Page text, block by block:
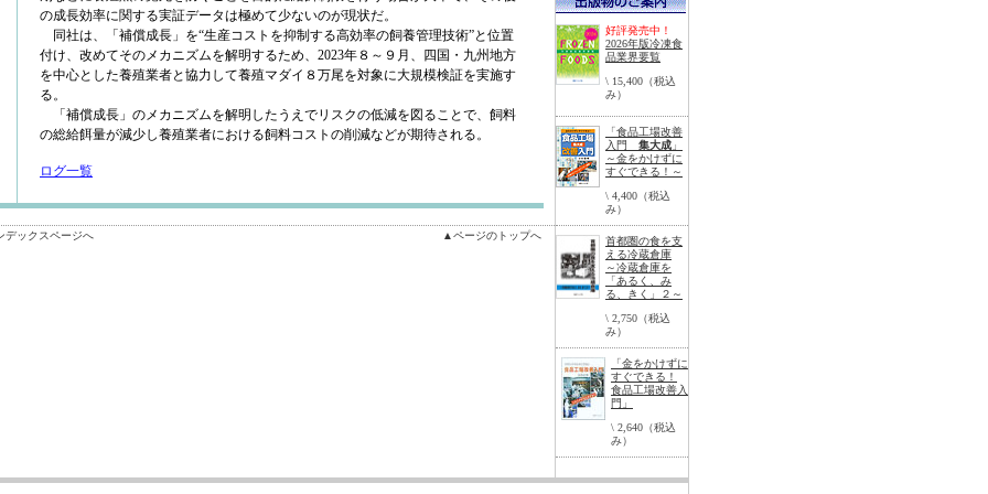
の成長効率に関する実証データは極めて少ないのが現状だ。
同社は、「補償成長」を“生産コストを抑制する高効率の飼養管理技術”と位置
付け、改めてそのメカニズムを解明するため、2023年８～９月、四国・九州地方
を中心とした養殖業者と協力して養殖マダイ８万尾を対象に大規模検証を実施す
る。
「補償成長」のメカニズムを解明したうえでリスクの低減を図ることで、飼料
の総給餌量が減少し養殖業者における飼料コストの削減などが期待される。
ログ一覧
ックスページへ ▲ページのトップへ
好評発売中！
2026年版冷凍食
品業界要覧
\ 15,400（税込
み）
「食品工場改善
入門 集大成 」
～金をかけずに
すぐできる！～
\ 4,400（税込
み）
首都圏の食を支
える冷蔵倉庫
～冷蔵倉庫を
「あるく、み
る、きく」２～
\ 2,750（税込
み）
「金をかけずに
すぐできる！
食品工場改善入
門」
\ 2,640（税込
み）